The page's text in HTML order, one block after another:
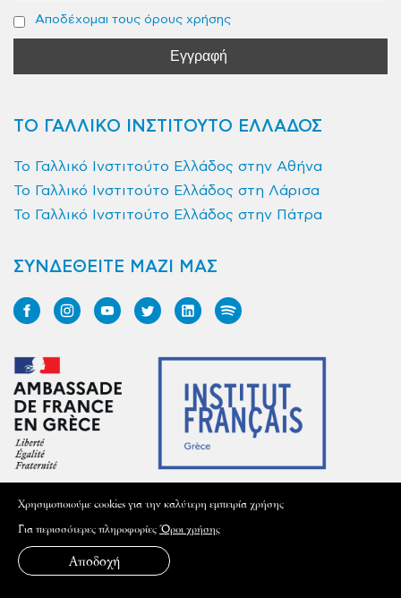
Αποδέχομαι τους όρους χρήσης
ΤΟ ΓΑΛΛΙΚΟ ΙΝΣΤΙΤΟΥΤΟ ΕΛΛΑΔΟΣ
Το Γαλλικό Ινστιτούτο Ελλάδος στην Αθήνα
Το Γαλλικό Ινστιτούτο Ελλάδος στη Λάρισα
Το Γαλλικό Ινστιτούτο Ελλάδος στην Πάτρα
ΣΥΝΔΕΘΕΙΤΕ ΜΑΖΙ ΜΑΣ
ΕΠΙΣΚΕΦΤΕΙΤΕ ΤΟ ΙΝΣΤΙΤΟΥΤΟ
Sina 31, 106 80, Athènes
T:(+30) 210 339 8600
Xρησιμοποιούμε cookies για την καλύτερη εμπειρία χρήσης
Για περισσότερες πληροφορίεςΌροι χρήσης
Αποδοχή